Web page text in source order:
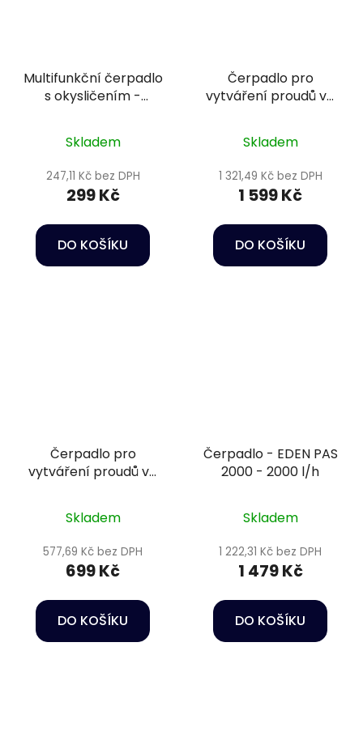
Multifunkční čerpadlo
s okysličením -
Skladem
247,11 Kč bez DPH
299 Kč
DO KOŠÍKU
Čerpadlo pro
vytváření proudů ve
4000
Skladem
1 321,49 Kč bez DPH
1 599 Kč
DO KOŠÍKU
Čerpadlo pro
vytváření proudů ve
2000
Skladem
577,69 Kč bez DPH
699 Kč
DO KOŠÍKU
Čerpadlo - EDEN PAS
2000 - 2000 l/h
Skladem
1 222,31 Kč bez DPH
1 479 Kč
DO KOŠÍKU